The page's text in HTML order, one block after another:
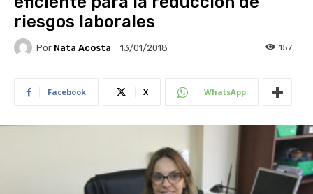
riesgos laborales
Por Nata Acosta 13/01/2018 157
Facebook X WhatsApp